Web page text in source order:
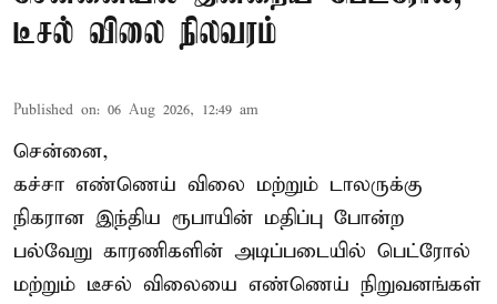
டீசல் விலை நிலவரம்
Published on: 06 Aug 2026, 12:49 am
சென்னை,
கச்சா எண்ணெய் விலை மற்றும் டாலருக்கு
நிகரான இந்திய ரூபாயின் மதிப்பு போன்ற
பல்வேறு காரணிகளின் அடிப்படையில் பெட்ரோல்
மற்றும் டீசல் விலையை எண்ணெய் நிறுவனங்கள்